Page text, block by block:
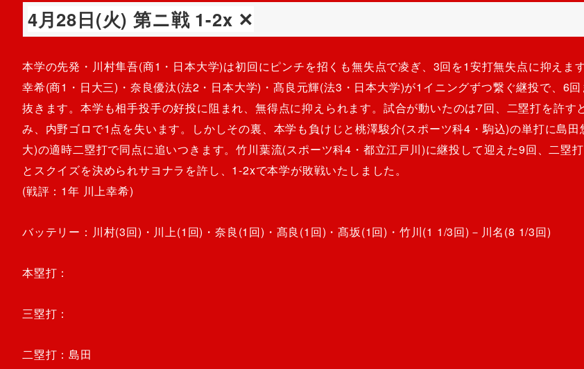
4月28日(火) 第ニ戦 1-2x ✕
本学の先発・川村隼吾(商1・日本大学)は初回にピンチを招くも無失点で凌ぎ、3回を1安打無失点に抑えま
幸希(商1・日大三)・奈良優汰(法2・日本大学)・髙良元輝(法3・日本大学)が1イニングずつ繋ぐ継投で、6回
抜きます。本学も相手投手の好投に阻まれ、無得点に抑えられます。試合が動いたのは7回、二塁打を許す
み、内野ゴロで1点を失います。しかしその裏、本学も負けじと桃澤駿介(スポーツ科4・駒込)の単打に島田
大)の適時二塁打で同点に追いつきます。竹川葉流(スポーツ科4・都立江戸川)に継投して迎えた9回、二塁
とスクイズを決められサヨナラを許し、1-2xで本学が敗戦いたしました。
(戦評：1年 川上幸希)
バッテリー：川村(3回)・川上(1回)・奈良(1回)・髙良(1回)・髙坂(1回)・竹川(1 1/3回)－川名(8 1/3回)
本塁打：
三塁打：
二塁打：島田